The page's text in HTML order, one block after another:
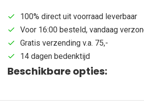
100% direct uit voorraad leverbaar
Voor 16:00 besteld, vandaag
Gratis verzending v.a. 75,-
14 dagen bedenktijd
Beschikbare opties: